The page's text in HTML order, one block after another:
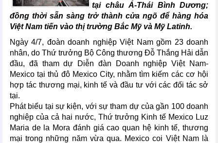
tại châu Á-Thái Bình Dương;
đồng thời sẵn sàng trở thành cửa ngõ để hàng hóa
Việt Nam tiến vào thị trường Bắc Mỹ và Mỹ Latinh.
Ngày 4/7, đoàn doanh nghiệp Việt Nam gồm 23 doanh
nhân, do Thứ trưởng Bộ Công thương Đỗ Thắng Hải dẫn
đầu, đã tham dự Diễn đàn Doanh nghiệp Việt Nam-
Mexico tại thủ đô Mexico City, nhằm tìm kiếm các cơ hội
hợp tác thương mại, kinh tế và đầu tư với các đối tác sở
tại.
Phát biểu tại sự kiện, với sự tham dự của gần 100 doanh
nghiệp của cả hai nước, Thứ trưởng Kinh tế Mexico Luz
Maria de la Mora đánh giá cao quan hệ kinh tế, thương
mại trong những năm vừa qua. Mexico coi Việt Nam là